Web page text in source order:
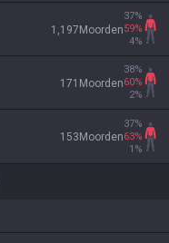
1,197Moorden
37%
59%
4%
171 Moorden
38%
60%
2%
153 Moorden
37%
63%
1 %